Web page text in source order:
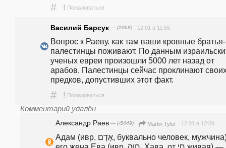
# ! Пожаловаться
Василий Барсук — (2068) 12.01 в 11:55
Вопрос к Раеву. как там ваши кровные
палестинцы поживают. По данным
ученых евреи произошли 5000 лет назад от
арабов. Палестинцы сейчас проклинают
предков, допустивших этот факт.
# ! Пожаловаться
Комментарий удалён
Александр Раев — (-5449) Martin Tyler 12.01 в 12:09
Адам (ивр. אָדָם, буквально человек, мужчина) и